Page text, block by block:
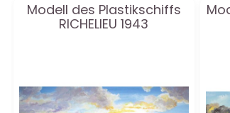
Modell des Plastikschiffs
RICHELIEU 1943